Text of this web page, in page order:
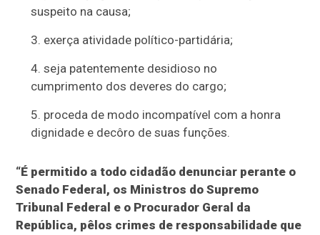
suspeito na causa;
exerça atividade político-partidária;
seja patentemente desidioso no
cumprimento dos deveres do cargo;
proceda de modo incompatível com a honra
dignidade e decôro de suas funções.
“É permitido a todo cidadão denunciar perante o
Senado Federal, os Ministros do Supremo
Tribunal Federal e o Procurador Geral da
República, pêlos crimes de responsabilidade que